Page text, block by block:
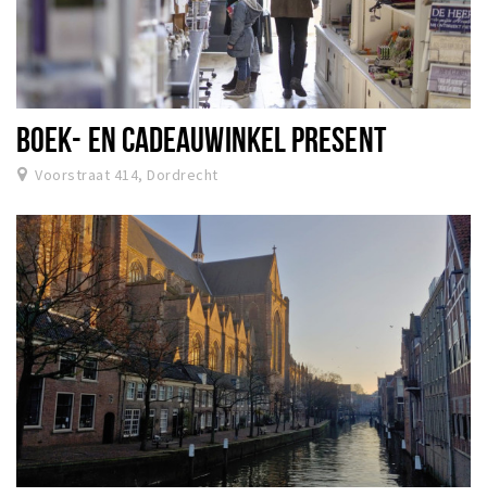
BOEK- EN CADEAUWINKEL PRESENT
Voorstraat 414, Dordrecht